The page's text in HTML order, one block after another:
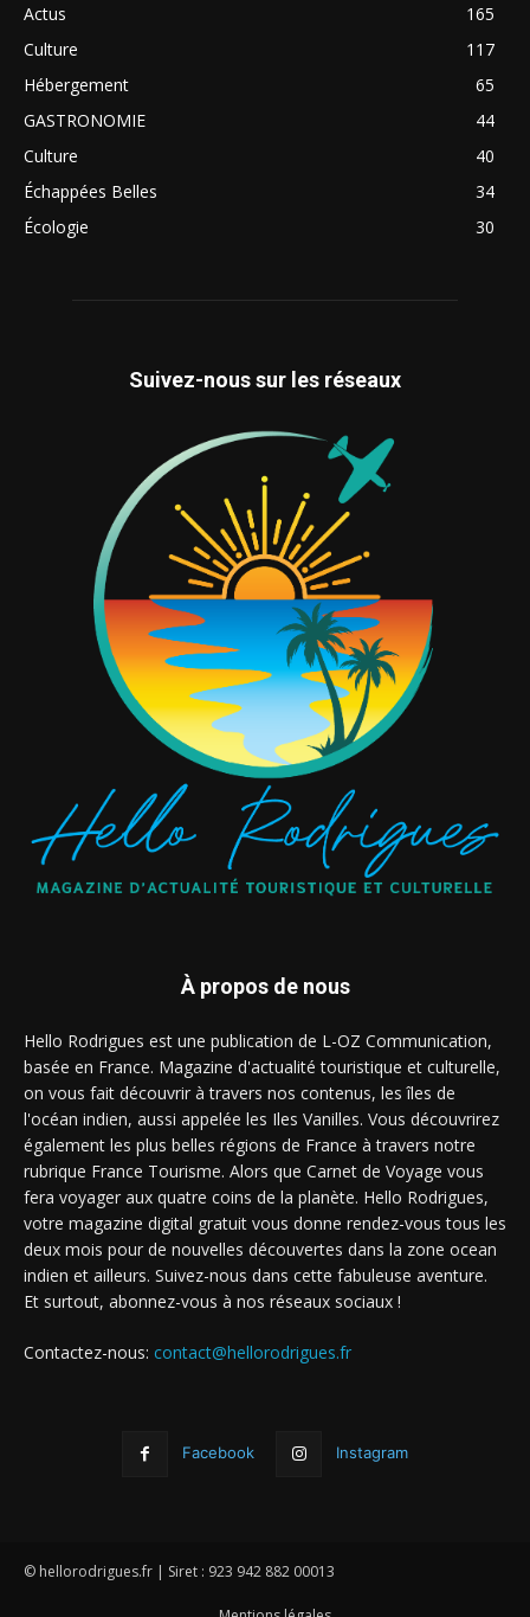
Actus
165
Culture
117
Hébergement
65
GASTRONOMIE
44
Culture
40
Échappées Belles
34
Écologie
30
Suivez-nous sur les réseaux
À propos de nous
Hello Rodrigues est une publication de L-OZ Communication,
basée en France. Magazine d'actualité touristique et culturelle,
on vous fait découvrir à travers nos contenus, les îles de
l'océan indien, aussi appelée les Iles Vanilles. Vous découvrirez
également les plus belles régions de France à travers notre
rubrique France Tourisme. Alors que Carnet de Voyage vous
fera voyager aux quatre coins de la planète. Hello Rodrigues,
votre magazine digital gratuit vous donne rendez-vous tous les
deux mois pour de nouvelles découvertes dans la zone ocean
indien et ailleurs. Suivez-nous dans cette fabuleuse aventure.
Et surtout, abonnez-vous à nos réseaux sociaux !
Contactez-nous: contact@hellorodrigues.fr
Facebook Instagram
© hellorodrigues.fr | Siret : 923 942 882 00013